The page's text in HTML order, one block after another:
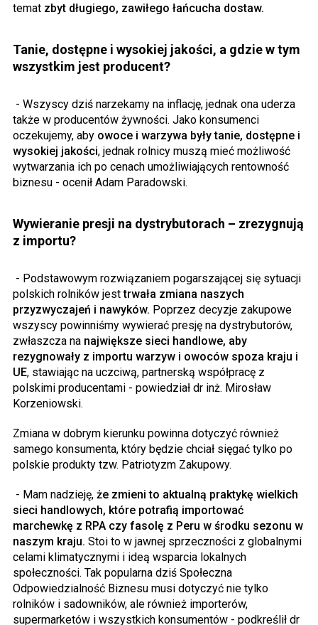
temat zbyt długiego, zawiłego łańcucha dostaw.
Tanie, dostępne i wysokiej jakości, a gdzie w tym
wszystkim jest producent?
- Wszyscy dziś narzekamy na inflację, jednak ona uderza
także w producentów żywności. Jako konsumenci
oczekujemy, aby owoce i warzywa były tanie, dostępne i
wysokiej jakości, jednak rolnicy muszą mieć możliwość
wytwarzania ich po cenach umożliwiających rentowność
biznesu - ocenił Adam Paradowski.
Wywieranie presji na dystrybutorach – zrezygnują
z importu?
- Podstawowym rozwiązaniem pogarszającej się sytuacji
polskich rolników jesttrwała zmiana naszych
przyzwyczajeń i nawyków. Poprzez decyzje zakupowe
wszyscy powinniśmy wywierać presję na dystrybutorów,
zwłaszcza na największe sieci handlowe, aby
rezygnowały z importu warzyw i owoców spoza kraju i
UE, stawiając na uczciwą, partnerską współpracę z
polskimi producentami - powiedział dr inż. Mirosław
Korzeniowski.
Zmiana w dobrym kierunku powinna dotyczyć również
samego konsumenta, który będzie chciał sięgać tylko po
polskie produkty tzw. Patriotyzm Zakupowy.
- Mam nadzieję, że zmieni to aktualną praktykę wielkich
sieci handlowych, które potrafią importować
marchewkę z RPA czy fasolę z Peru w środku sezonu w
naszym kraju. Stoi to w jawnej sprzeczności z globalnymi
celami klimatycznymi i ideą wsparcia lokalnych
społeczności. Tak popularna dziś Społeczna
Odpowiedzialność Biznesu musi dotyczyć nie tylko
rolników i sadowników, ale również importerów,
supermarketów i wszystkich konsumentów - podkreślił dr